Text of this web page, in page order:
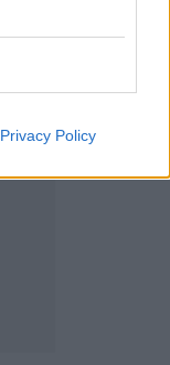
Privacy Policy